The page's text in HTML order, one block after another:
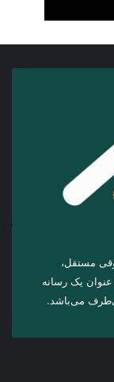
مستقل،
یک رسانه
می‌باشد.